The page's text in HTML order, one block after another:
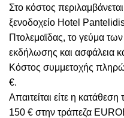
Στο κόστος
ξενοδοχείο Hotel
Πτολεμαϊδας, το γεύμα
εκδήλωσης και ασφάλεια
Κόστος συμμετοχής
€.
Απαιτείται είτε η
150 € στην τράπεζα